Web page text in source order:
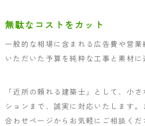
無駄なコストをカット
一般的な相場に含まれる広告費や営業
いただいた予算を純粋な工事と素材に
「近所の頼れる建築士」として、小
ションまで、誠実に対応いたします
合わせページからお気軽にご相談くだ